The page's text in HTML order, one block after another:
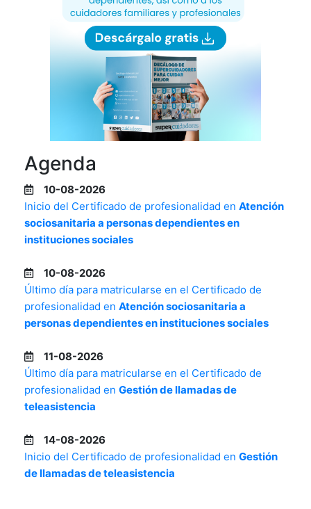
Agenda
10-08-2026
Inicio del Certificado de profesionalidad en Atención
sociosanitaria a personas dependientes en
instituciones sociales
10-08-2026
Último día para matricularse en el Certificado de
profesionalidad en Atención sociosanitaria a
personas dependientes en instituciones sociales
11-08-2026
Último día para matricularse en el Certificado de
profesionalidad en Gestión de llamadas de
teleasistencia
14-08-2026
Inicio del Certificado de profesionalidad en Gestión
de llamadas de teleasistencia